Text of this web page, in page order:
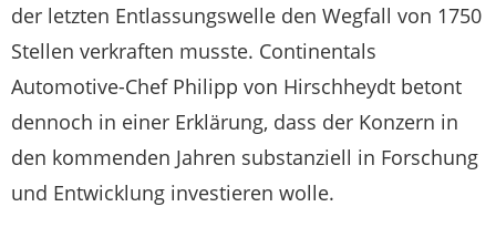
der letzten Entlassungswelle den Wegfall von 1750
Stellen verkraften musste. Continentals
Automotive-Chef Philipp von Hirschheydt betont
dennoch in einer Erklärung, dass der Konzern in
den kommenden Jahren substanziell in Forschung
und Entwicklung investieren wolle.